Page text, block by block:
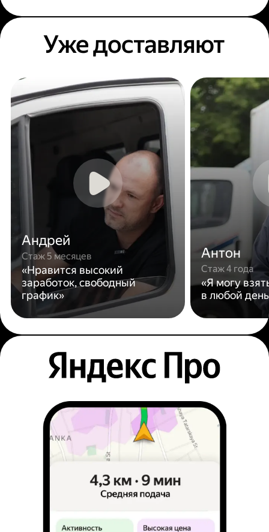
Уже доставляют
Андрей
Стаж 5 месяцев
«Нравится высокий
заработок, свободный
график»
Антон
Стаж 4 года
«Я могу
в любой